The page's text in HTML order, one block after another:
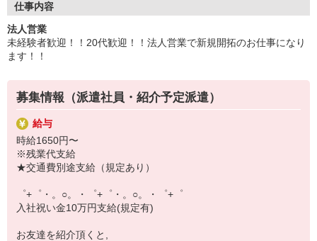
充実の福利厚生、各種施設利用の特典など、
お仕事以外も充実させたいあなたの味方です♪
【選べるお仕事いろいろ】
事務、経理、データ入力、コールセンター、受付
機械/食品製造・梱包・仕分け・加工・組立・検査
▼美容系
眉毛サロンのアイブロウ・ネイリスト・エステ
▼営業・販売
▼人気案件も多数♪
短期・期間限定・オープニング・官公庁案件
仕事内容
法人営業
未経験者歓迎！！20代歓迎！！法人営業で新規開拓のお仕事になり
ます！！
募集情報（派遣社員・紹介予定派遣）
給与
時給1650円〜
※残業代支給
★交通費別途支給（規定あり）
゜+゜・。○。・゜+゜・。○。・゜+゜
入社祝い金10万円支給(規定有)
お友達を紹介頂くと,